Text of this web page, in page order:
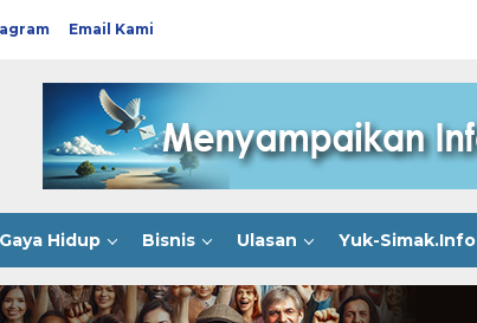
Email Kami
Hidup Bisnis Ulasan Yuk-Simak.Info